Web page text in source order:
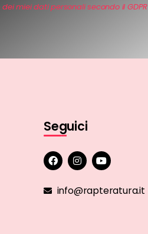
miei dati personali secondo il GDPR
Seguici
info@rapteratura.it